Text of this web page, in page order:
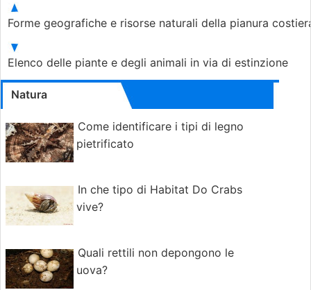
Forme geografiche e risorse naturali della pianura
Elenco delle piante e degli animali in via di estinzione
Natura
Come identificare i tipi di legno
pietrificato
In che tipo di Habitat Do Crabs
vive?
Quali rettili non depongono le
uova?